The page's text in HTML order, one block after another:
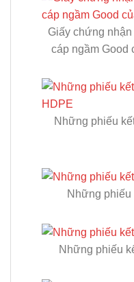
Giấy chứng
cáp ngầm Good
Những phiếu
Những phiếu
Những phiếu